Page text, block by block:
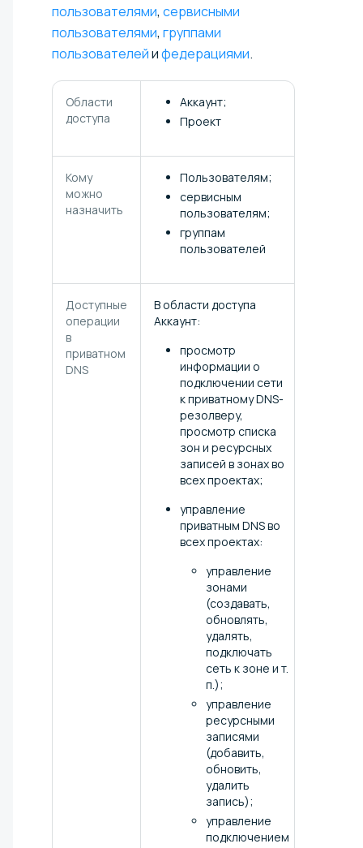
пользователями, сервисными
пользователями, группами
пользователейифедерациями.
Области
доступа
Аккаунт;
Проект
Кому
можно
назначить
Пользователям;
сервисным
пользователям;
группам
пользователей
Доступные
операции
в
приватном
DNS
В области доступа
Аккаунт:
просмотр
информации о
подключении сети
к приватному DNS-
резолверу,
просмотр списка
зон и ресурсных
записей в зонах во
всех проектах;
управление
приватным DNS во
всех проектах:
управление
зонами
(создавать,
обновлять,
удалять,
подключать
сеть к зоне и т.
п.);
управление
ресурсными
записями
(добавить,
обновить,
удалить
запись);
управление
подключением